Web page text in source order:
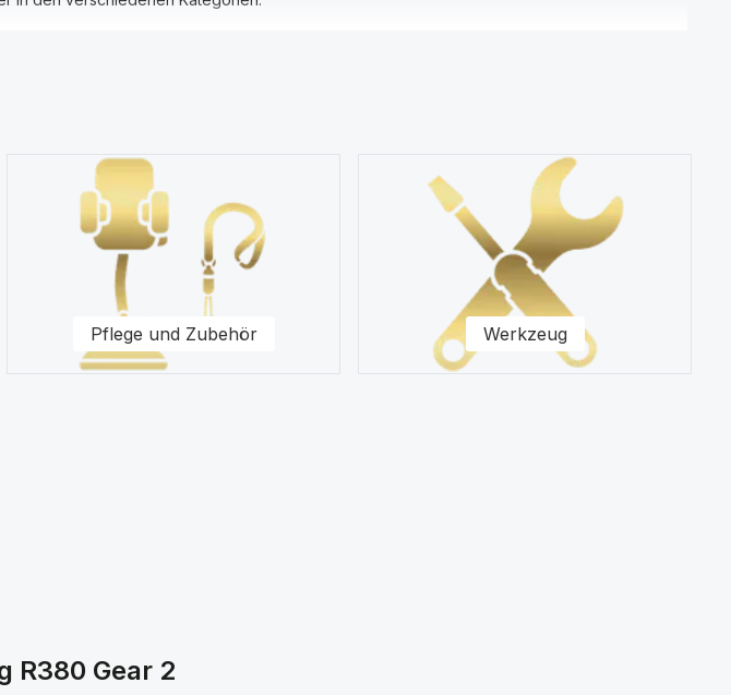
R380 Gear 2 Smartphone zur Seite.
Pflege und Zubehör Werkzeug
R380 Gear 2